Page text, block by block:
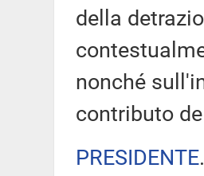
della
nonché
contributo
PRESIDENTE